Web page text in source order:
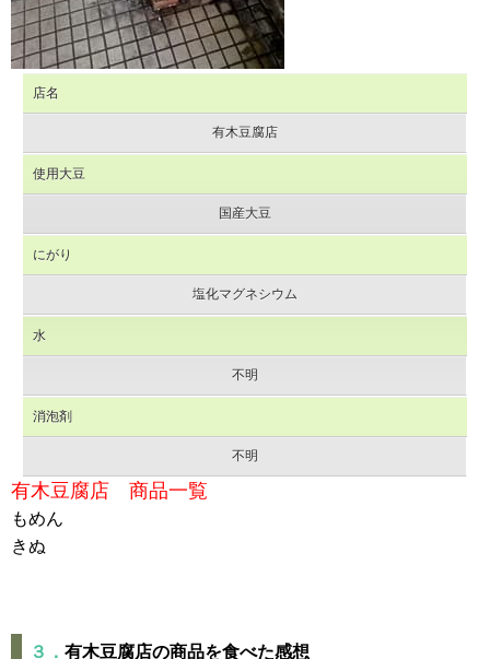
店名
有木豆腐店
使用大豆
国産大豆
にがり
塩化マグネシウム
水
不明
消泡剤
不明
有木豆腐店 商品一覧
もめん
きぬ
３． 有木豆腐店の商品を食べた感想